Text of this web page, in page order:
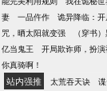
妻
一品仵作 诡异降临：
咒，晒太阳就变强
（穿书
亿当鬼王
开局欺诈师，扮
你真骑啊！
站内强推 太荒吞天诀